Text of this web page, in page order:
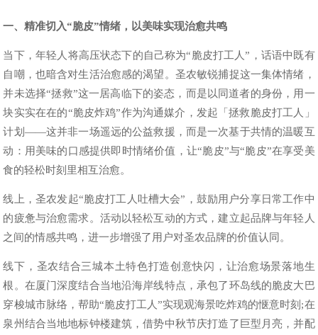
一、精准切入“脆皮”情绪，以美味实现治愈共鸣
当下，年轻人将高压状态下的自己称为“脆皮打工人”，话语中既有
自嘲，也暗含对生活治愈感的渴望。圣农敏锐捕捉这一集体情绪，
并未选择“拯救”这一居高临下的姿态，而是以同道者的身份，用一
块实实在在的“脆皮炸鸡”作为沟通媒介，发起「拯救脆皮打工人」
计划——这并非一场遥远的公益救援，而是一次基于共情的温暖互
动：用美味的口感提供即时情绪价值，让“脆皮”与“脆皮”在享受美
食的轻松时刻里相互治愈。
线上，圣农发起“脆皮打工人吐槽大会”，鼓励用户分享日常工作中
的疲惫与治愈需求。活动以轻松互动的方式，建立起品牌与年轻人
之间的情感共鸣，进一步增强了用户对圣农品牌的价值认同。
线下，圣农结合三城本土特色打造创意快闪，让治愈场景落地生
根。在厦门深度结合当地沿海岸线特点，承包了环岛线的脆皮大巴
穿梭城市脉络，帮助“脆皮打工人”实现观海景吃炸鸡的惬意时刻;在
泉州结合当地地标钟楼建筑，借势中秋节庆打造了巨型月亮，并配